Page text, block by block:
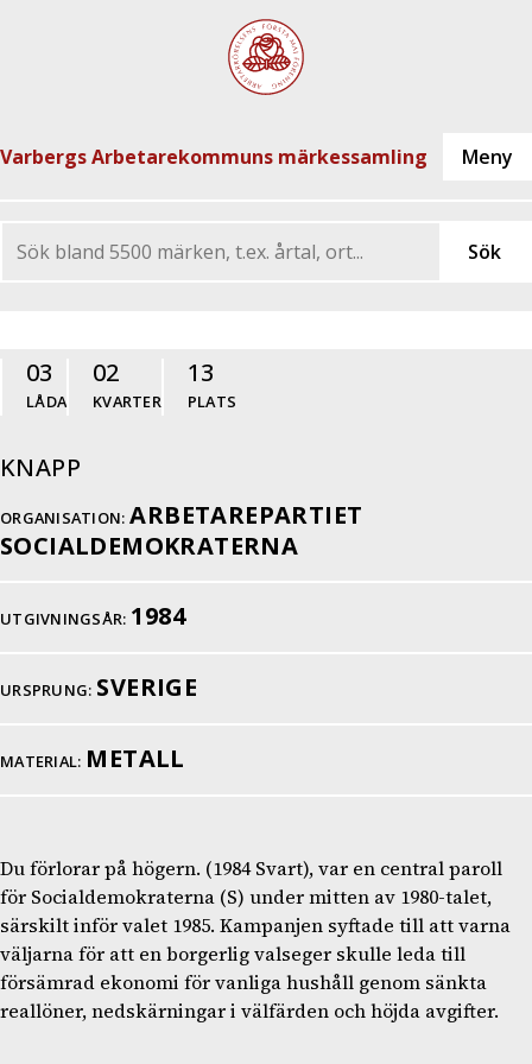
Varbergs Arbetarekommuns märkessamling
03
LÅDA
02
KVARTER
13
PLATS
KNAPP
ORGANISATION: ARBETAREPARTIET
SOCIALDEMOKRATERNA
UTGIVNINGSÅR: 1984
URSPRUNG: SVERIGE
MATERIAL: METALL
Du förlorar på högern. (1984 Svart), var en central paroll
för Socialdemokraterna (S) under mitten av 1980-talet,
särskilt inför valet 1985. Kampanjen syftade till att varna
väljarna för att en borgerlig valseger skulle leda till
försämrad ekonomi för vanliga hushåll genom sänkta
reallöner, nedskärningar i välfärden och höjda avgifter.